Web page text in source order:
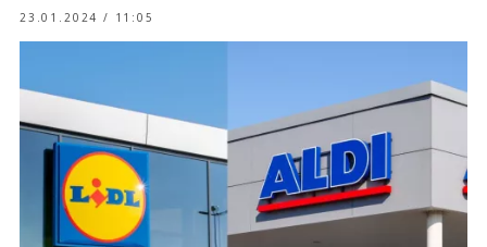
23.01.2024 / 11:05